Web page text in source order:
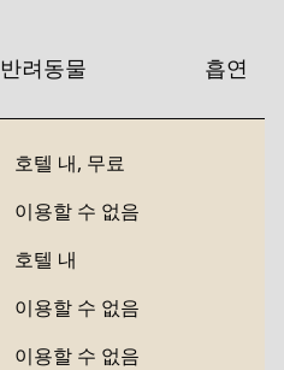
반려동물 흡연
호텔 내, 무료
이용할 수 없음
호텔 내
이용할 수 없음
이용할 수 없음